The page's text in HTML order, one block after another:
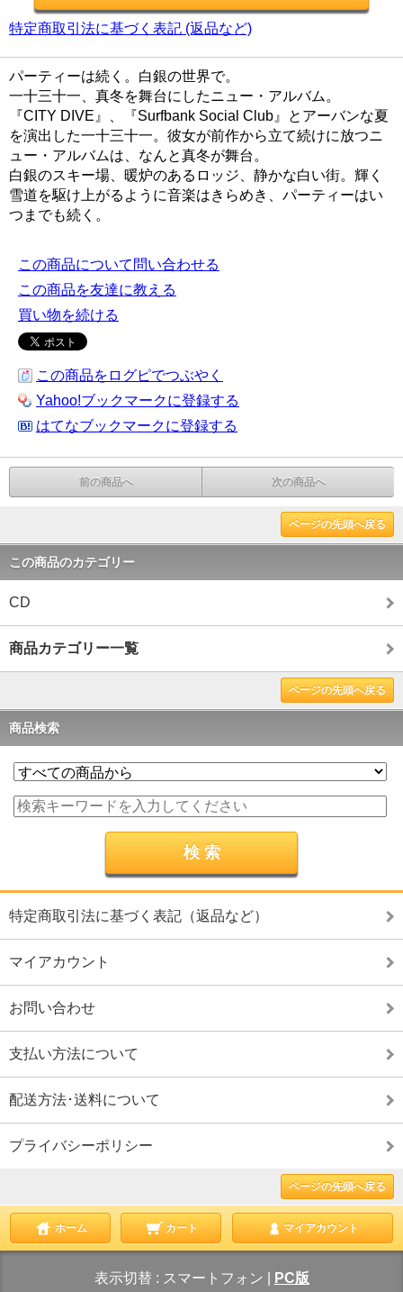
特定商取引法に基づく表記 (返品など)
パーティーは続く。白銀の世界で。
一十三十一、真冬を舞台にしたニュー・アルバム。
『CITY DIVE』、『Surfbank Social Club』とアーバンな夏
を演出した一十三十一。彼女が前作から立て続けに放つニ
ュー・アルバムは、なんと真冬が舞台。
白銀のスキー場、暖炉のあるロッジ、静かな白い街。輝く
雪道を駆け上がるように音楽はきらめき、パーティーはい
つまでも続く。
この商品について問い合わせる
この商品を友達に教える
買い物を続ける
この商品をログピでつぶやく
Yahoo!ブックマークに登録する
はてなブックマークに登録する
前の商品へ 次の商品へ
ページの先頭へ戻る
この商品のカテゴリー
CD
商品カテゴリー一覧
ページの先頭へ戻る
商品検索
特定商取引法に基づく表記（返品など）
マイアカウント
お問い合わせ
支払い方法について
配送方法･送料について
プライバシーポリシー
ページの先頭へ戻る
ホーム カート マイアカウント
表示切替 : スマートフォン PC版